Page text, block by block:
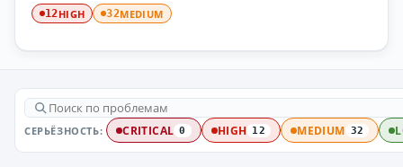
12HIGH 32MEDIUM
СЕРЬЁЗНОСТЬ: CRITICAL 0 HIGH 12 MEDIUM 32